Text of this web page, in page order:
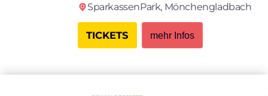
SparkassenPark, Mönchengladbach
TICKETS mehr Infos